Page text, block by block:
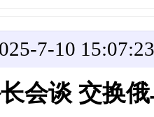
7-10 15:07:23
会谈 交换